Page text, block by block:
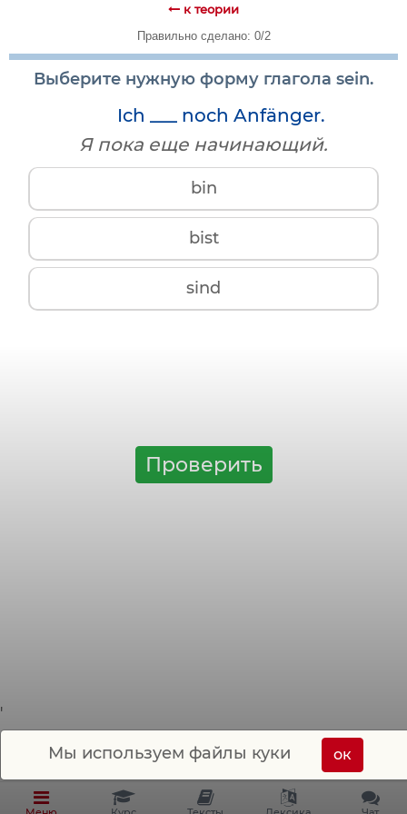
к теории
Правильно сделано: 0/2
Выберите нужную форму глагола sein.
Ich ___ noch Anfänger.
Я пока еще начинающий.
bin
bist
sind
Проверить
'
Мы используем файлы куки ок